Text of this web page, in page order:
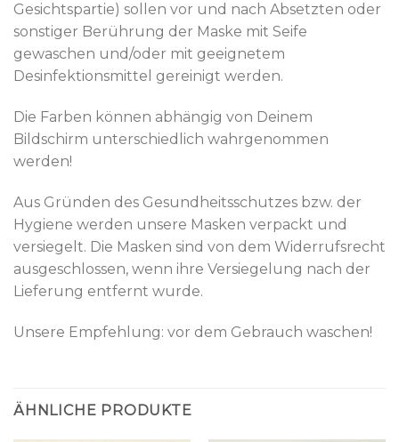
Gesichtspartie) sollen vor und nach Absetzten oder
sonstiger Berührung der Maske mit Seife
gewaschen und/oder mit geeignetem
Desinfektionsmittel gereinigt werden.
Die Farben können abhängig von Deinem
Bildschirm unterschiedlich wahrgenommen
werden!
Aus Gründen des Gesundheitsschutzes bzw. der
Hygiene werden unsere Masken verpackt und
versiegelt. Die Masken sind von dem Widerrufsrecht
ausgeschlossen, wenn ihre Versiegelung nach der
Lieferung entfernt wurde.
Unsere Empfehlung: vor dem Gebrauch waschen!
ÄHNLICHE PRODUKTE